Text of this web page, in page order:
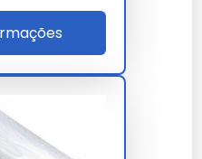
fraudes cartão
bancário e 42%
de segurança
art. 48 LGPD.
ESPECIFICAÇÃO